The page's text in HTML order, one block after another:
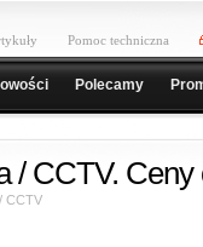
Pomoc techniczna
Polecamy
/ CCTV. Ceny
CCTV